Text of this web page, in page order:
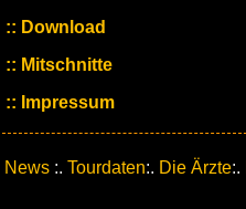
Download
Mitschnitte
Impressum
News :. Tourdaten:. Die Ärzte:.